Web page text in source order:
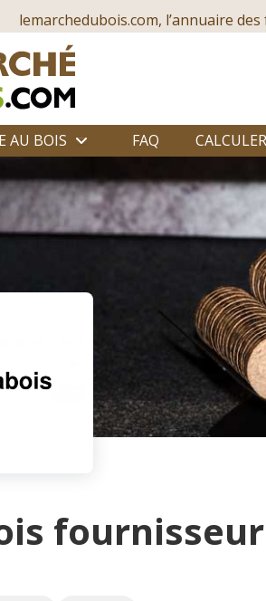
lemarchedubois.com, l’annuaire
AU BOIS FAQ